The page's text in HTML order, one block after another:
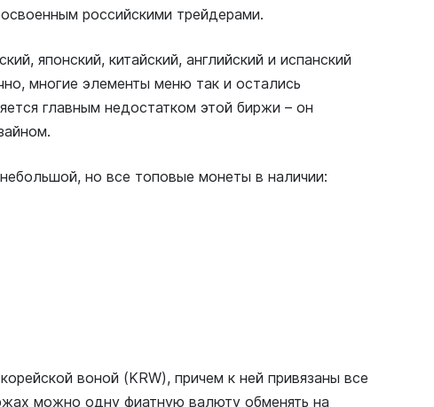
российскими трейдерами.
японский, китайский, английский и испанский
многие элементы меню так и остались
главным недостатком этой биржи – он
но все топовые монеты в наличии:
воной (KRW), причем к ней привязаны все
можно одну фиатную валюту обменять на